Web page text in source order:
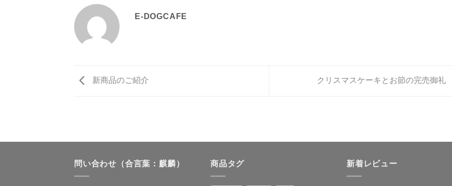
E-DOGCAFE
新商品のご紹介 クリスマスケーキとお節の完売御礼
問い合わせ（合言葉：麒麟） 商品タグ 新着レビュー